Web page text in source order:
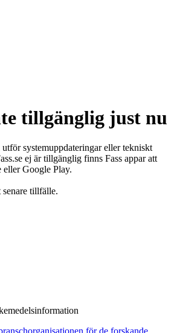
tillgänglig just nu
systemuppdateringar eller tekniskt
ej är tillgänglig finns Fass appar att
eller Google Play.
tillfälle.
för de forskande